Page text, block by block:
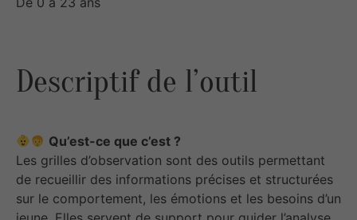
Descriptif de l’outil
Qu’est-ce que c’est ?
Les grilles d’observation sont des outils permettant
de recueillir des informations précises et structurées
sur le comportement, les émotions et les besoins d’un